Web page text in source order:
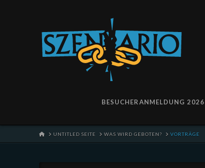
BESUCHERANMELDUNG 2026
HOMEUNTITLED SEITE WAS WIRD GEBOTEN? VORTRÄGE